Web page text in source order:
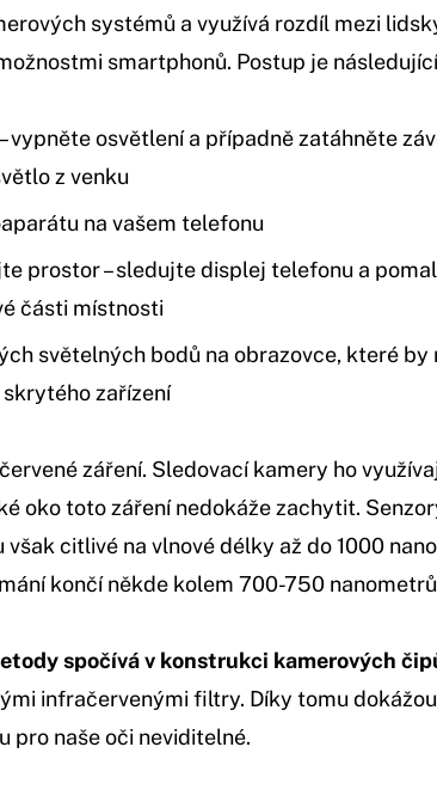
systémů a využívá rozdíl mezi
smartphonů. Postup je
vypněte osvětlení a případně zatáhněte
z venku
na vašem telefonu
prostor – sledujte displej telefonu a
části místnosti
světelných bodů na obrazovce, které by
zařízení
záření. Sledovací kamery ho
oko toto záření nedokáže zachytit.
citlivé na vlnové délky až do 1000
končí někde kolem 700-750
spočívá v konstrukci kamerových
infračervenými filtry. Díky tomu
pro naše oči neviditelné.